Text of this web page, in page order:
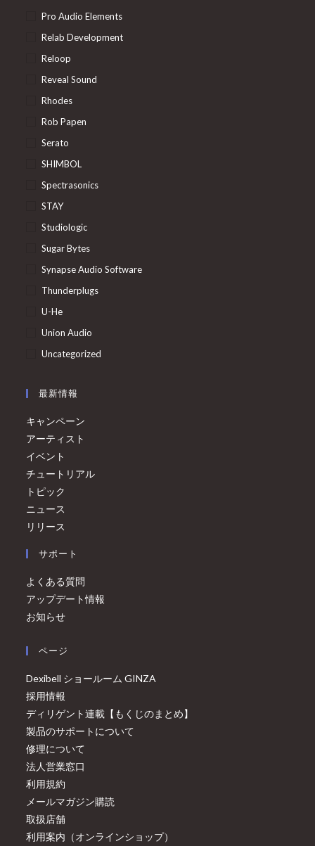
Pro Audio Elements
Relab Development
Reloop
Reveal Sound
Rhodes
Rob Papen
Serato
SHIMBOL
Spectrasonics
STAY
Studiologic
Sugar Bytes
Synapse Audio Software
Thunderplugs
U-He
Union Audio
Uncategorized
最新情報
キャンペーン
アーティスト
イベント
チュートリアル
トピック
ニュース
リリース
サポート
よくある質問
アップデート情報
お知らせ
ページ
Dexibell ショールーム GINZA
採用情報
ディリゲント連載【もくじのまとめ】
製品のサポートについて
修理について
法人営業窓口
利用規約
メールマガジン購読
取扱店舗
利用案内（オンラインショップ）